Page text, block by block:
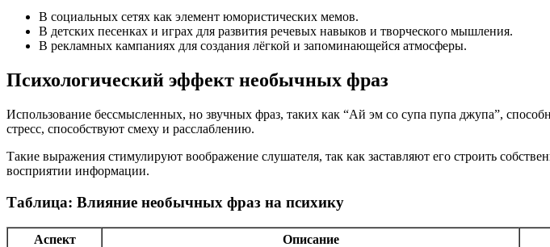
В социальных сетях как элемент юмористических мемов.
В детских песенках и играх для развития речевых навыков и творческого мышления.
В рекламных кампаниях для создания лёгкой и запоминающейся атмосферы.
Психологический эффект необычных фраз
Использование бессмысленных, но звучных фраз, таких как “Ай эм со супа пупа джупа”,
стресс, способствуют смеху и расслаблению.
Такие выражения стимулируют воображение слушателя, так как заставляют его строить
восприятии информации.
Таблица: Влияние необычных фраз на психику
Аспект Описание